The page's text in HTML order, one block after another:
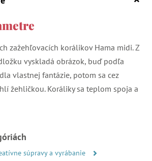
zažehľovacích korálikov Hama midi. Z
vyskladá obrázok, buď podľa
vlastnej fantázie, potom sa cez
žehličkou. Koráliky sa teplom spoja a
súpravy a vyrábanie